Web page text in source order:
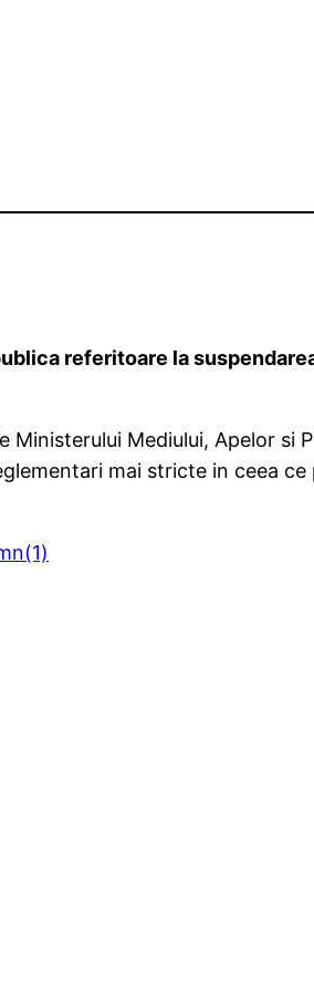
referitoare la
Mediului, Apelor si
mai stricte in ceea